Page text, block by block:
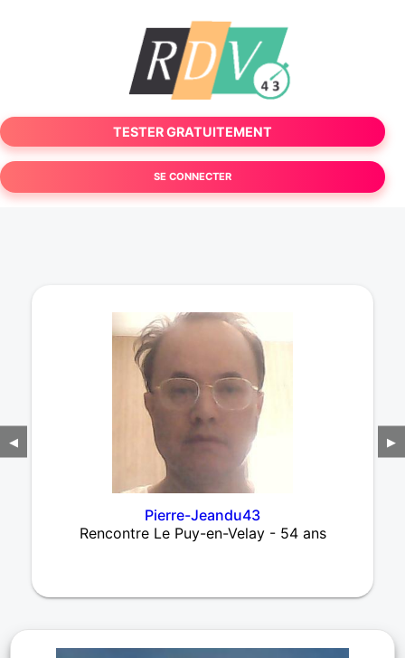
TESTER GRATUITEMENT
SE CONNECTER
◀
Pierre-Jeandu43
Rencontre Le Puy-en-Velay - 54 ans
▶